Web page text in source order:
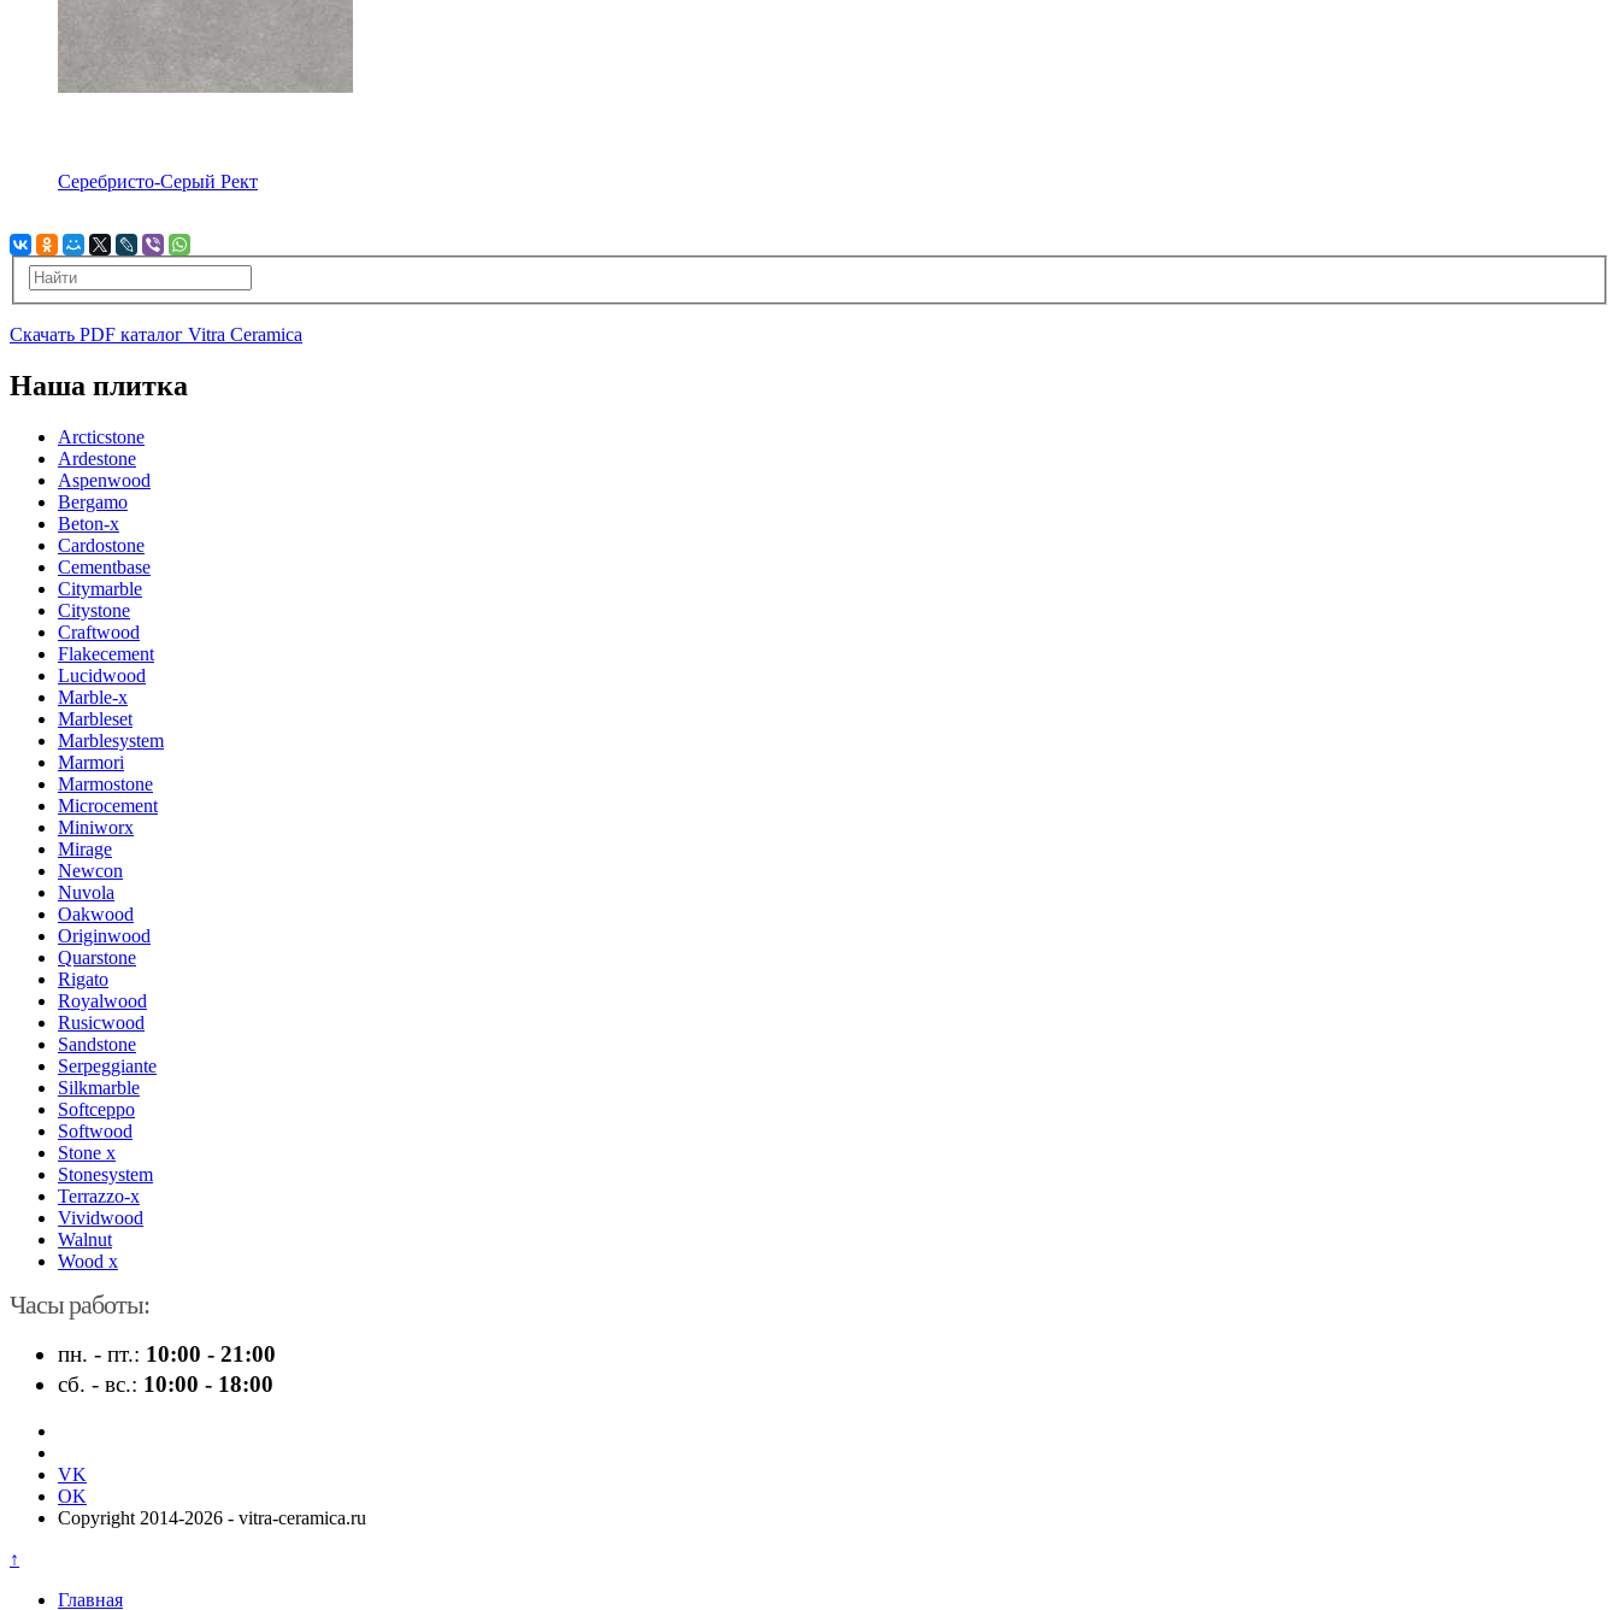
Серебристо-Серый Рект
Скачать PDF каталог Vitra Ceramica
Наша плитка
Arcticstone
Ardestone
Aspenwood
Bergamo
Beton-x
Cardostone
Cementbase
Citymarble
Citystone
Craftwood
Flakecement
Lucidwood
Marble-x
Marbleset
Marblesystem
Marmori
Marmostone
Microcement
Miniworx
Mirage
Newcon
Nuvola
Oakwood
Originwood
Quarstone
Rigato
Royalwood
Rusicwood
Sandstone
Serpeggiante
Silkmarble
Softceppo
Softwood
Stone x
Stonesystem
Terrazzo-x
Vividwood
Walnut
Wood x
Часы работы:
пн. - пт.: 10:00 - 21:00
сб. - вс.: 10:00 - 18:00
VK
OK
Copyright 2014-2026 - vitra-ceramica.ru
↑
Главная